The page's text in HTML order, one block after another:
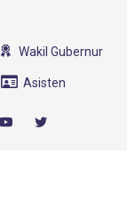
Wakil Gubernur
Asisten